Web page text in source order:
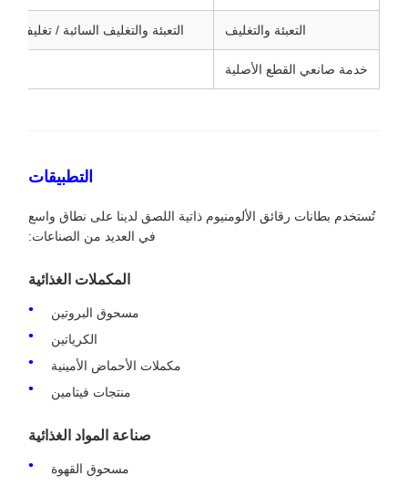
التعبئة والتغليف التعبئة والتغليف السائبة / تغليف
خدمة صانعي القطع الأصلية
التطبيقات
تُستخدم بطانات رقائق الألومنيوم ذاتية اللصق لدينا على نطاق واسع
في العديد من الصناعات:
المكملات الغذائية
مسحوق البروتين
الكرياتين
مكملات الأحماض الأمينية
منتجات فيتامين
صناعة المواد الغذائية
مسحوق القهوة